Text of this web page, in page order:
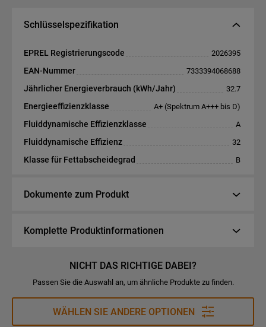
Schlüsselspezifikation
EPREL Registrierungscode 2026395
EAN-Nummer 7333394068688
Jährlicher Energieverbrauch (kWh/Jahr) 32.7
Energieeffizienzklasse A+ (Spektrum A+++ bis D)
Fluiddynamische Effizienzklasse A
Fluiddynamische Effizienz 32
Klasse für Fettabscheidegrad B
Dokumente zum Produkt
Komplette Produktinformationen
NICHT DAS RICHTIGE DABEI?
Passen Sie die Auswahl an, um ähnliche Produkte zu finden.
WÄHLEN SIE ANDERE OPTIONEN